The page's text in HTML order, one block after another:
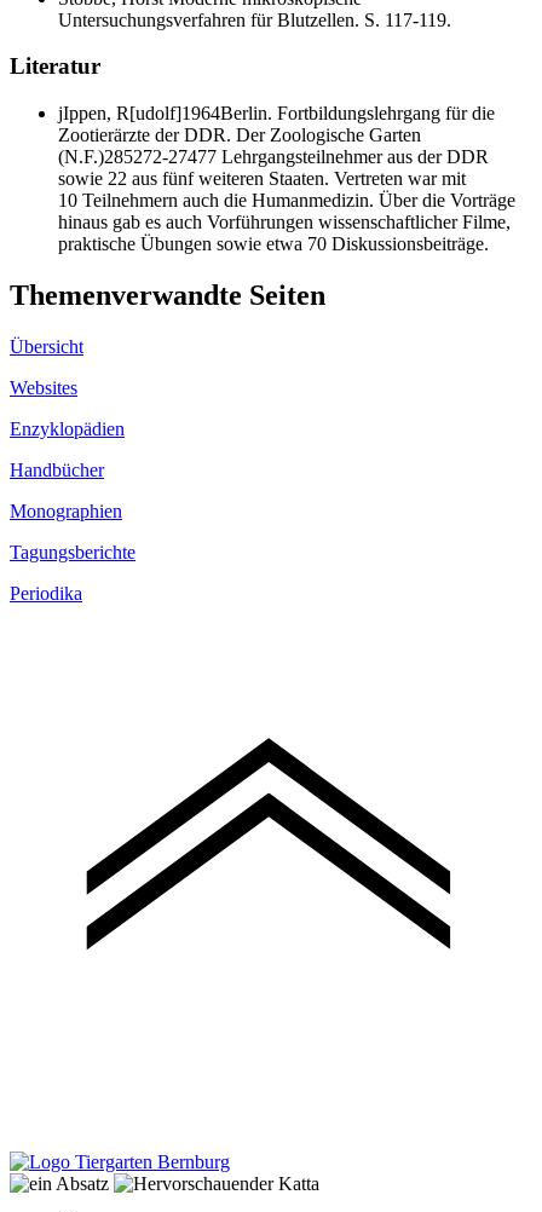
Untersuchungsverfahren für Blutzellen. S. 117-119.
Literatur
jIppen, R[udolf]1964Berlin. Fortbildungslehrgang für die
Zootierärzte der DDR. Der Zoologische Garten
(N.F.)285272-27477 Lehrgangsteilnehmer aus der DDR
sowie 22 aus fünf weiteren Staaten. Vertreten war mit
10 Teilnehmern auch die Humanmedizin. Über die Vorträge
hinaus gab es auch Vorführungen wissenschaftlicher Filme,
praktische Übungen sowie etwa 70 Diskussionsbeiträge.
Themen­ver­wandte Seiten
Übersicht
Websites
Enzyklopädien
Handbücher
Monographien
Tagungsberichte
Periodika